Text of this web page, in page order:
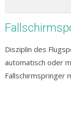
Disziplin des
automatisch oder
Fallschirmspringer